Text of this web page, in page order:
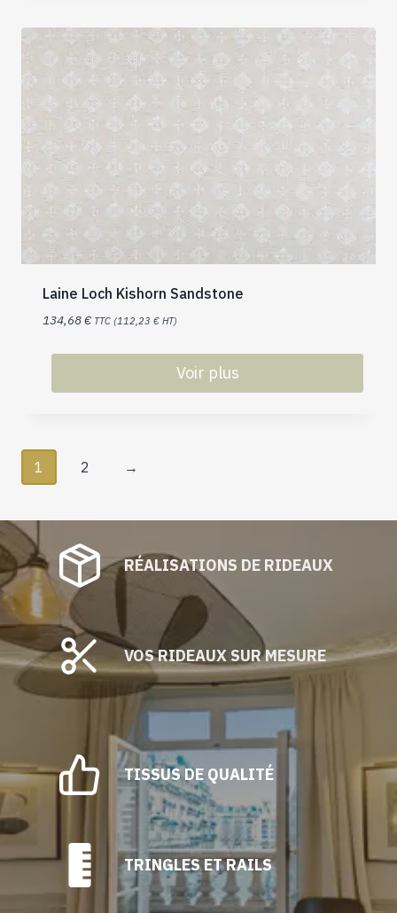
Laine Loch Kishorn Sandstone
134,68€ TTC (112,23 € HT)
Voir plus
1 2 →
RÉALISATIONS DE RIDEAUX
VOS RIDEAUX SUR MESURE
TISSUS DE QUALITÉ
TRINGLES ET RAILS